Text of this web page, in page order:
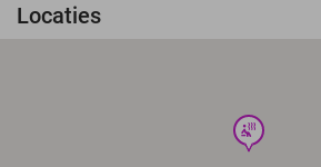
Locaties
wellness